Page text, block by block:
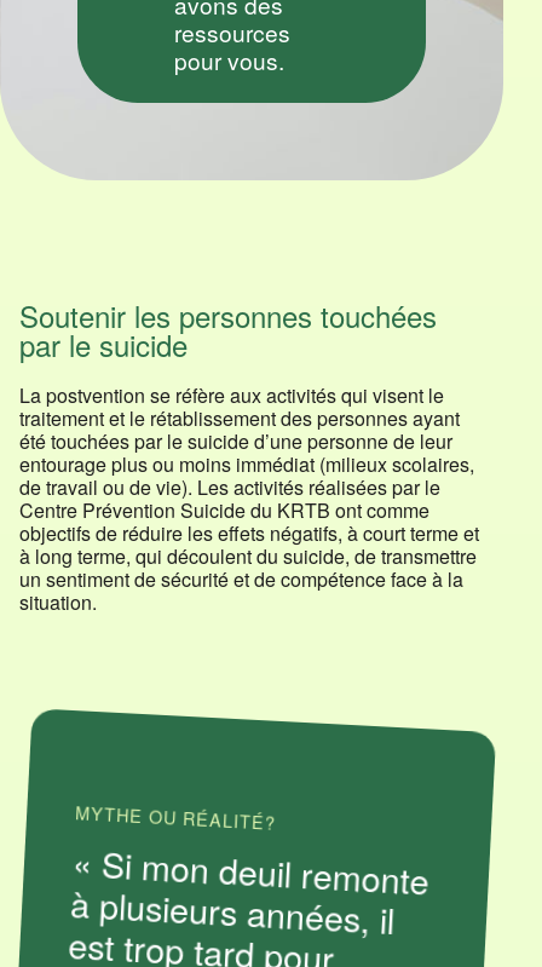
au 418 862-
9658
www.suicide.ca
TEMPS
APPELLE
(277-
3553)
ressources
pour vous.
Soutenir les personnes touchées
par le suicide
La postvention se réfère aux activités qui visent le
traitement et le rétablissement des personnes ayant
été touchées par le suicide d’une personne de leur
entourage plus ou moins immédiat (milieux scolaires,
de travail ou de vie). Les activités réalisées par le
Centre Prévention Suicide du KRTB ont comme
objectifs de réduire les effets négatifs, à court terme et
à long terme, qui découlent du suicide, de transmettre
un sentiment de sécurité et de compétence face à la
situation.
MYTHE OU RÉALITÉ?
« Si mon deuil remonte
à plusieurs années, il
est trop tard pour
La bonne réponse est :
Faux